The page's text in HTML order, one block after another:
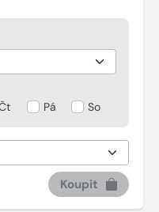
Pá So
Koupit